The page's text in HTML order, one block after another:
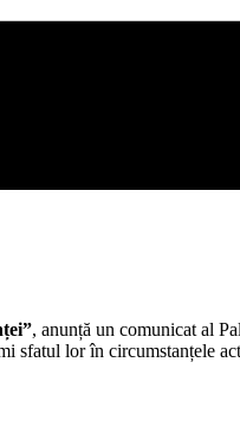
, anunță un comunicat al
sfatul lor în circumstanțele